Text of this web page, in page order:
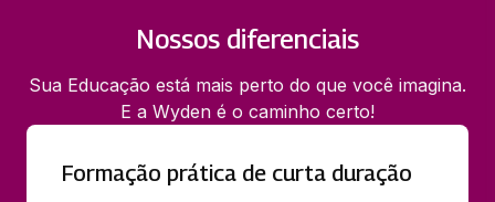
Nossos diferenciais
Sua Educação está mais perto do que você imagina.
E a Wyden é o caminho certo!
Formação prática de curta duração